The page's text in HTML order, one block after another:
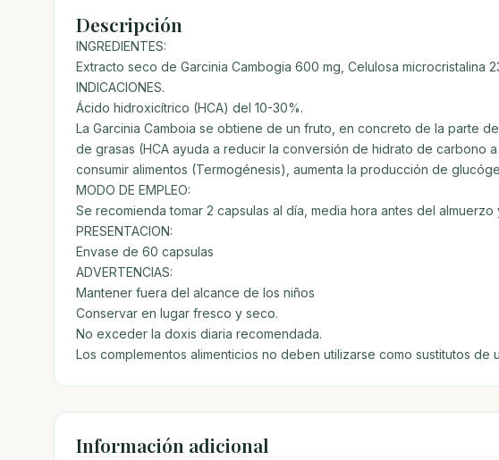
Descripción
INGREDIENTES:
Extracto seco de Garcinia Cambogia 600 mg, Celulosa microcristalina
INDICACIONES.
Ácido hidroxicítrico (HCA) del 10-30%.
La Garcinia Camboia se obtiene de un fruto, en concreto de la parte
de grasas (HCA ayuda a reducir la conversión de hidrato de
consumir alimentos (Termogénesis), aumenta la producción de
MODO DE EMPLEO:
Se recomienda tomar 2 capsulas al día, media hora antes del
PRESENTACION:
Envase de 60 capsulas
ADVERTENCIAS:
Mantener fuera del alcance de los niños
Conservar en lugar fresco y seco.
No exceder la doxis diaria recomendada.
Los complementos alimenticios no deben utilizarse como sustitutos
Información adicional